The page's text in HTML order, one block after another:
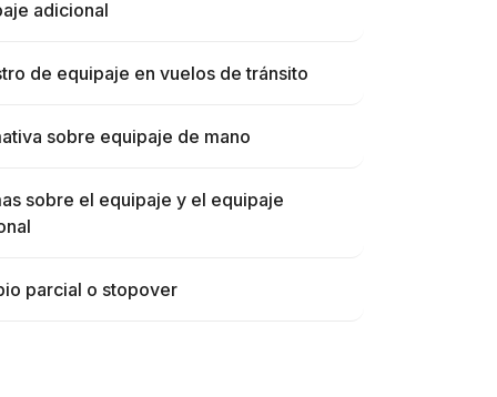
adicional
de equipaje en vuelos de tránsito
sobre equipaje de mano
sobre el equipaje y el equipaje
parcial o stopover